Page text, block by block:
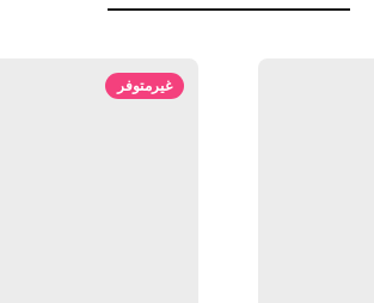
غيرمتوفر